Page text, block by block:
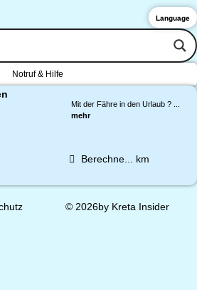
Notruf & Hilfe
Mit der Fähre in den Urlaub ? ...
mehr
Berechne... km
© 2026by Kreta Insider
Language